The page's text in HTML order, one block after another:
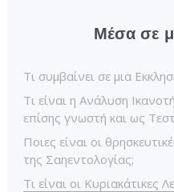
Μέσα σε
Τι συμβαίνει σε μια
Τι είναι η Ανάλυση
επίσης γνωστή και ως
Ποιες είναι οι
της Σαηεντολογίας;
Τι είναι οι Κυριακάτικες